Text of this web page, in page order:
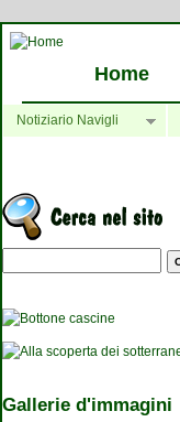
Home
Notiziario Navigli
Maschera di ricerca
Gallerie d'immagini